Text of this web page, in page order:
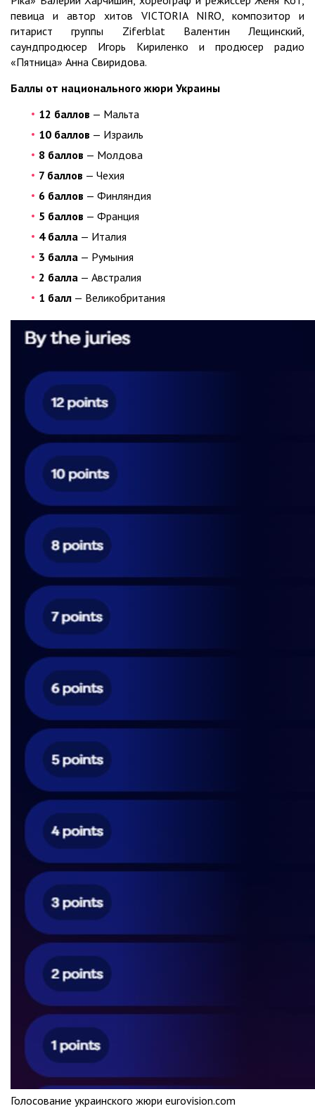
певица и автор хитов VICTORIA NIRO, композитор и
гитарист группы Ziferblat Валентин Лещинский,
саундпродюсер Игорь Кириленко и продюсер радио
«Пятница» Анна Свиридова.
Баллы от национального жюри Украины
12 баллов — Мальта
10 баллов — Израиль
8 баллов — Молдова
7 баллов — Чехия
6 баллов — Финляндия
5 баллов — Франция
4 балла — Италия
3 балла — Румыния
2 балла — Австралия
1 балл — Великобритания
Голосование украинского жюри eurovision.com